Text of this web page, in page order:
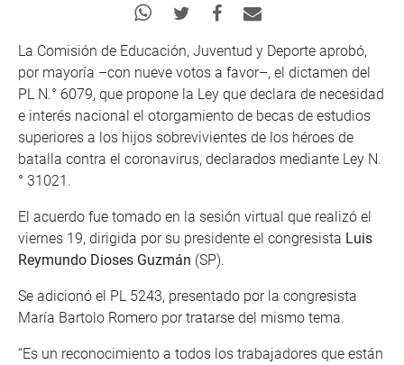
La Comisión de Educación, Juventud y Deporte aprobó,
por mayoría –con nueve votos a favor–, el dictamen del
PL N.° 6079, que propone la Ley que declara de necesidad
e interés nacional el otorgamiento de becas de estudios
superiores a los hijos sobrevivientes de los héroes de
batalla contra el coronavirus, declarados mediante Ley N.
° 31021.
El acuerdo fue tomado en la sesión virtual que realizó el
viernes 19, dirigida por su presidente el congresista Luis
Reymundo Dioses Guzmán (SP).
Se adicionó el PL 5243, presentado por la congresista
María Bartolo Romero por tratarse del mismo tema.
“Es un reconocimiento a todos los trabajadores que están